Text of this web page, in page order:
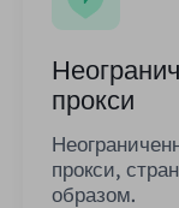
прокси
прокси,
образом.